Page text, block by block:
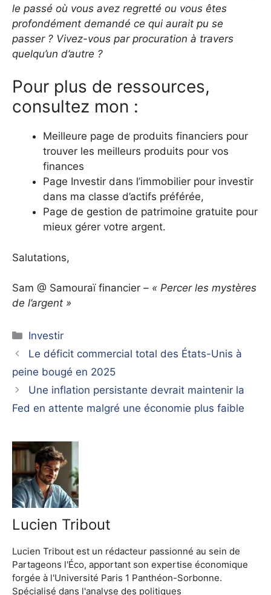
le passé où vous avez regretté ou vous êtes
profondément demandé ce qui aurait pu se
passer ? Vivez-vous par procuration à travers
quelqu’un d’autre ?
Pour plus de ressources,
consultez mon :
Meilleure page de produits financiers pour
trouver les meilleurs produits pour vos
finances
Page Investir dans l’immobilier pour investir
dans ma classe d’actifs préférée,
Page de gestion de patrimoine gratuite pour
mieux gérer votre argent.
Salutations,
Sam @ Samouraï financier – « Percer les mystères
de l’argent »
Catégories
Investir
Le déficit commercial total des États-Unis à
peine bougé en 2025
Une inflation persistante devrait maintenir la
Fed en attente malgré une économie plus faible
Lucien Tribout
Lucien Tribout est un rédacteur passionné au sein de
Partageons l'Éco, apportant son expertise économique
forgée à l'Université Paris 1 Panthéon-Sorbonne.
Spécialisé dans l'analyse des politiques